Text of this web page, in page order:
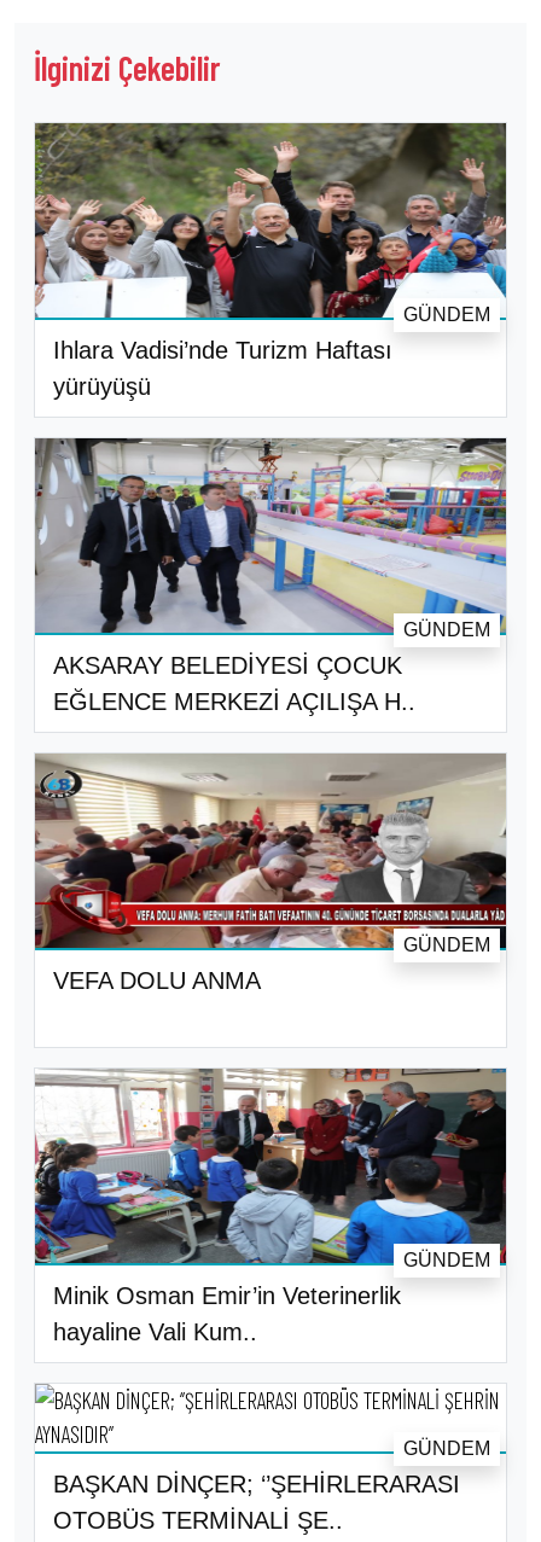
İlginizi Çekebilir
Ihlara Vadisi’nde Turizm Haftası
yürüyüşü
GÜNDEM
AKSARAY BELEDİYESİ ÇOCUK
EĞLENCE MERKEZİ AÇILIŞA H..
GÜNDEM
VEFA DOLU ANMA
GÜNDEM
Minik Osman Emir’in Veterinerlik
hayaline Vali Kum..
GÜNDEM
BAŞKAN DİNÇER; ‘’ŞEHİRLERARASI
OTOBÜS TERMİNALİ ŞE..
GÜNDEM